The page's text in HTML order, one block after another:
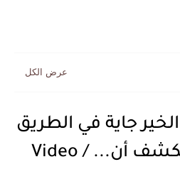
جاية في الطريق
و الرصد الجوي يكشف أن... / Video